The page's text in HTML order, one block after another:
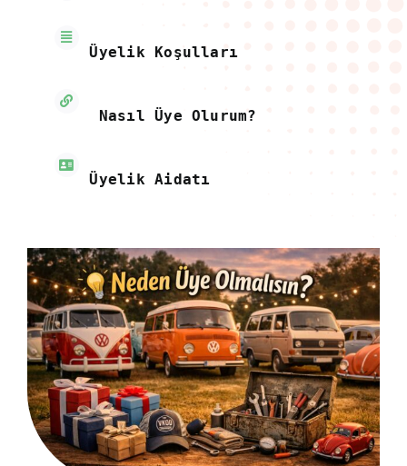
Üyelik Koşulları
Nasıl Üye Olurum?
Üyelik Aidatı